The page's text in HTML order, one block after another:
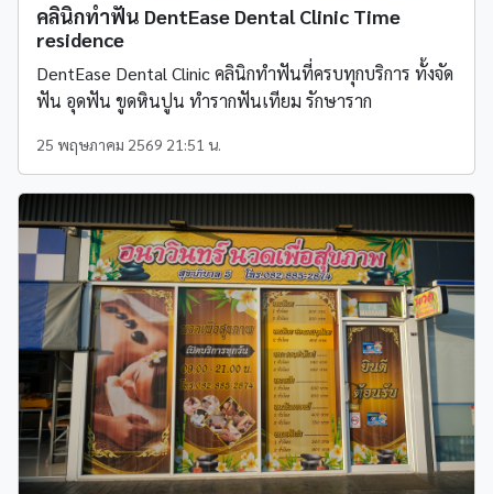
คลินิกทำฟัน DentEase Dental Clinic Time
residence
DentEase Dental Clinic คลินิกทำฟันที่ครบทุกบริการ ทั้งจัด
ฟัน อุดฟัน ขูดหินปูน ทำรากฟันเทียม รักษาราก
25 พฤษภาคม 2569 21:51 น.